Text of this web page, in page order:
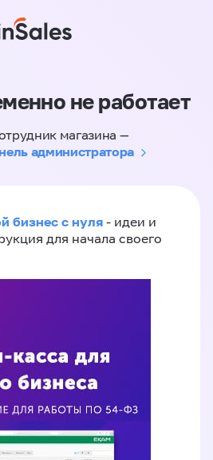
не работает
магазина —
администратора
бизнес с нуля - идеи и
для начала своего